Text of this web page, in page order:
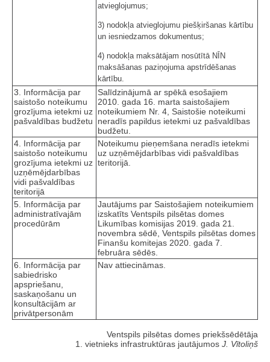
atvieglojumus;
3) nodokļa atvieglojumu piešķiršanas kārtību
un iesniedzamos dokumentus;
4) nodokļa maksātājam nosūtītā NĪN
maksāšanas paziņojuma apstrīdēšanas
kārtību.
3. Informācija par
saistošo noteikumu
grozījuma ietekmi uz
pašvaldības budžetu
Salīdzinājumā ar spēkā esošajiem
2010. gada 16. marta saistošajiem
noteikumiem Nr. 4, Saistošie noteikumi
neradīs papildus ietekmi uz pašvaldības
budžetu.
4. Informācija par
saistošo noteikumu
grozījuma ietekmi uz
uzņēmējdarbības
vidi pašvaldības
teritorijā
Noteikumu pieņemšana neradīs ietekmi
uz uzņēmējdarbības vidi pašvaldības
teritorijā.
5. Informācija par
administratīvajām
procedūrām
Jautājums par Saistošajiem noteikumiem
izskatīts Ventspils pilsētas domes
Likumības komisijas 2019. gada 21.
novembra sēdē, Ventspils pilsētas domes
Finanšu komitejas 2020. gada 7.
februāra sēdēs.
6. Informācija par
sabiedrisko
apspriešanu,
saskaņošanu un
konsultācijām ar
privātpersonām
Nav attiecināmas.
Ventspils pilsētas domes priekšsēdētāja
1. vietnieks infrastruktūras jautājumos J. Vītoliņš